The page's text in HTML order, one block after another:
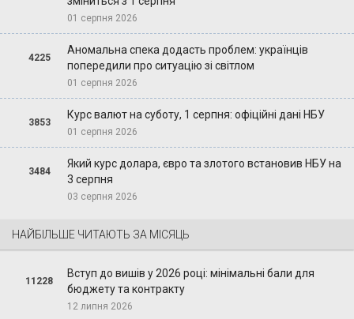
01 серпня 2026
4225
Аномальна спека додасть проблем: українців
попередили про ситуацію зі світлом
01 серпня 2026
3853
Курс валют на суботу, 1 серпня: офіційні дані НБУ
01 серпня 2026
3484
Який курс долара, євро та злотого встановив НБУ на
3 серпня
03 серпня 2026
НАЙБІЛЬШЕ ЧИТАЮТЬ ЗА МІСЯЦЬ
11228
Вступ до вишів у 2026 році: мінімальні бали для
бюджету та контракту
12 липня 2026